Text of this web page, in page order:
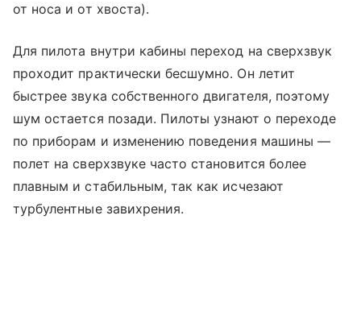
от носа и от хвоста).
Для пилота внутри кабины переход на сверхзвук
проходит практически бесшумно. Он летит
быстрее звука собственного двигателя, поэтому
шум остается позади. Пилоты узнают о переходе
по приборам и изменению поведения машины —
полет на сверхзвуке часто становится более
плавным и стабильным, так как исчезают
турбулентные завихрения.